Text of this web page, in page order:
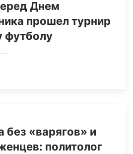
Днем
прошел турнир
футболу
«варягов» и
политолог